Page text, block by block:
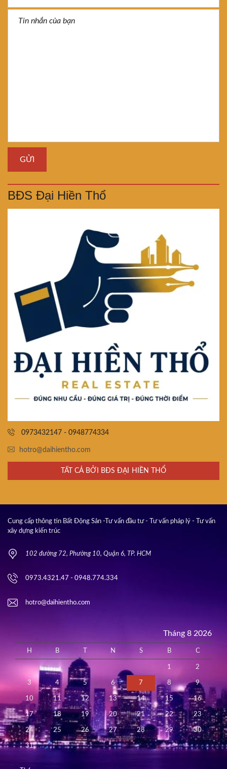
BĐS Đại Hiền Thổ
0973432147 - 0948774334
hotro@daihientho.com
TẤT CẢ BỞI BĐS ĐẠI HIỀN THỔ
Cung cấp thông tin Bất Động Sản -Tư vấn đầu tư - Tư vấn pháp lý - Tư vấn
xây dựng kiến trúc
102 đường 72, Phường 10, Quận 6, TP. HCM
0973.4321.47 - 0948.774.334
hotro@daihientho.com
Tháng 8 2026
H B N S B C
1 2
3 4 5 6 7 8 9
10 11 12 13 14 15 16
17 18 19 20 21 22 23
24 25 26 27 28 29 30
31